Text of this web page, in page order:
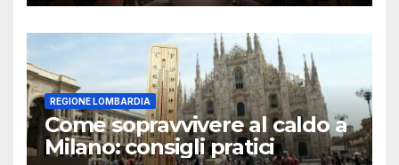
REGIONE LOMBARDIA
Come sopravvivere al caldo a
Milano: consigli pratici